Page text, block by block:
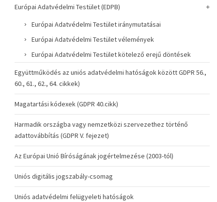
Európai Adatvédelmi Testület (EDPB)
Európai Adatvédelmi Testület iránymutatásai
Európai Adatvédelmi Testület vélemények
Európai Adatvédelmi Testület kötelező erejű döntések
Együttműködés az uniós adatvédelmi hatóságok között GDPR 56.,
60., 61., 62., 64. cikkek)
Magatartási kódexek (GDPR 40.cikk)
Harmadik országba vagy nemzetközi szervezethez történő
adattovábbítás (GDPR V. fejezet)
Az Európai Unió Bíróságának jogértelmezése (2003-tól)
Uniós digitális jogszabály-csomag
Uniós adatvédelmi felügyeleti hatóságok